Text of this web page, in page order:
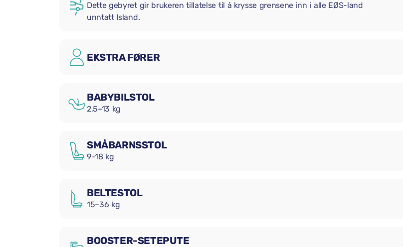
Dette gebyret gir brukeren tillatelse til å krysse grensene inn i alle EØS-land
unntatt Island.
EKSTRA FØRER
BABYBILSTOL
2,5–13 kg
SMÅBARNSSTOL
9–18 kg
BELTESTOL
15–36 kg
BOOSTER-SETEPUTE